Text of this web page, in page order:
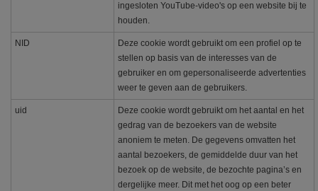
ingesloten YouTube-video's op een website bij te
houden.
NID
Deze cookie wordt gebruikt om een profiel op te
stellen op basis van de interesses van de
gebruiker en om gepersonaliseerde advertenties
weer te geven aan de gebruikers.
uid
Deze cookie wordt gebruikt om het aantal en het
gedrag van de bezoekers van de website
anoniem te meten. De gegevens omvatten het
aantal bezoekers, de gemiddelde duur van het
bezoek op de website, de bezochte pagina’s en
dergelijke meer. Dit met het oog op een beter